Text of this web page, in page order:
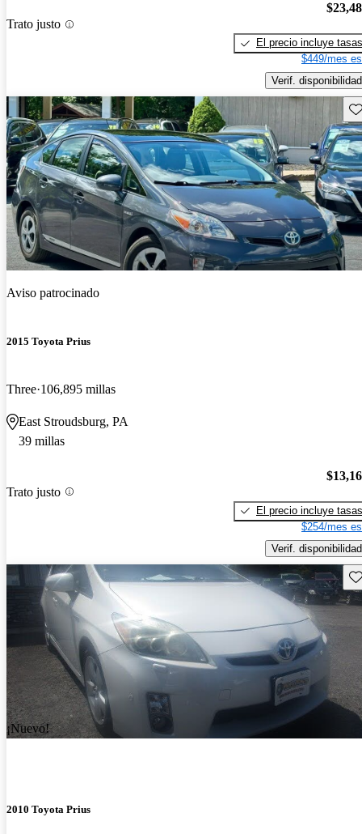
Trato justo
El precio incluye tasas
$449/mes
Verif. disponibilidad
Aviso patrocinado
2015 Toyota Prius
Three 106,895 millas
East Stroudsburg, PA
39 millas
Trato justo
El precio incluye tasas
$254/mes
Verif. disponibilidad
¡Nuevo!
2010 Toyota Prius